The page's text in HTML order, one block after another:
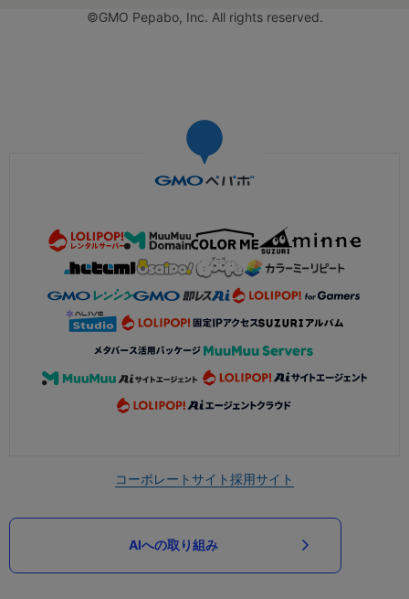
©GMO Pepabo, Inc. All rights reserved.
コーポレートサイト採用サイト
AIへの取り組み